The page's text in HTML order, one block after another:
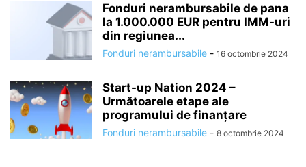
Fonduri nerambursabile de pana
la 1.000.000 EUR pentru IMM-uri
din regiunea...
Fonduri nerambursabile - 16 octombrie 2024
Start-up Nation 2024 –
Următoarele etape ale
programului de finanțare
Fonduri nerambursabile - 8 octombrie 2024